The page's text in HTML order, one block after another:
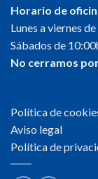
Horario de
Lunes a viernes
Sábados de
No cerramos
Política de
Aviso legal
Política de